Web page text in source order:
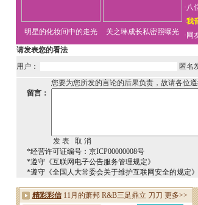
明星的化妆间中的走光 关之琳成长私密照曝光
·八
·我
· 网
请发表您的看法
用户：
匿名
您要为您所发的言论的后果负责，故请各位遵
留言：
*经营许可证编号：京ICP00000008号
*遵守《互联网电子公告服务管理规定》
*遵守《全国人大常委会关于维护互联网安全的规定》